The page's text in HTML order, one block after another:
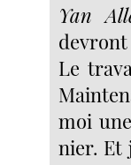
Yan
Le
moi
nier. Et